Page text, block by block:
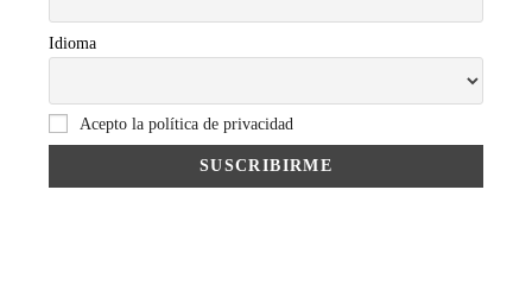
Idioma
Acepto la política de privacidad